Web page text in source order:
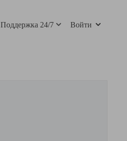
Поддержка 24/7 Войти